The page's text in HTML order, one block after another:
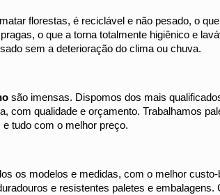
florestas, é reciclável e não pesado, o
o que a torna totalmente higiênico e
sem a deterioração do clima ou chuva.
são imensas. Dispomos dos mais
com qualidade e orçamento. Trabalhamos
tudo com o melhor preço.
os modelos e medidas, com o melhor
e resistentes paletes e embalagens.